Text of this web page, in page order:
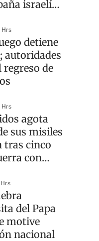
israelí
Hrs
detiene
autoridades
de
Hrs
agota
sus misiles
tras cinco
con
del Papa
motive
nacional